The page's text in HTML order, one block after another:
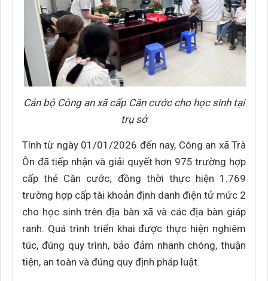
Cán bộ Công an xã cấp Căn cước cho học sinh tại
trụ sở
Tính từ ngày 01/01/2026 đến nay, Công an xã Trà
Ôn đã tiếp nhận và giải quyết hơn 975 trường hợp
cấp thẻ Căn cước; đồng thời thực hiện 1.769
trường hợp cấp tài khoản định danh điện tử mức 2
cho học sinh trên địa bàn xã và các địa bàn giáp
ranh. Quá trình triển khai được thực hiện nghiêm
túc, đúng quy trình, bảo đảm nhanh chóng, thuận
tiện, an toàn và đúng quy định pháp luật.